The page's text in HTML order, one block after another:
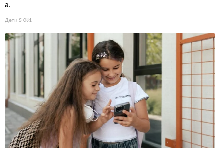
а.
Дети 5 081